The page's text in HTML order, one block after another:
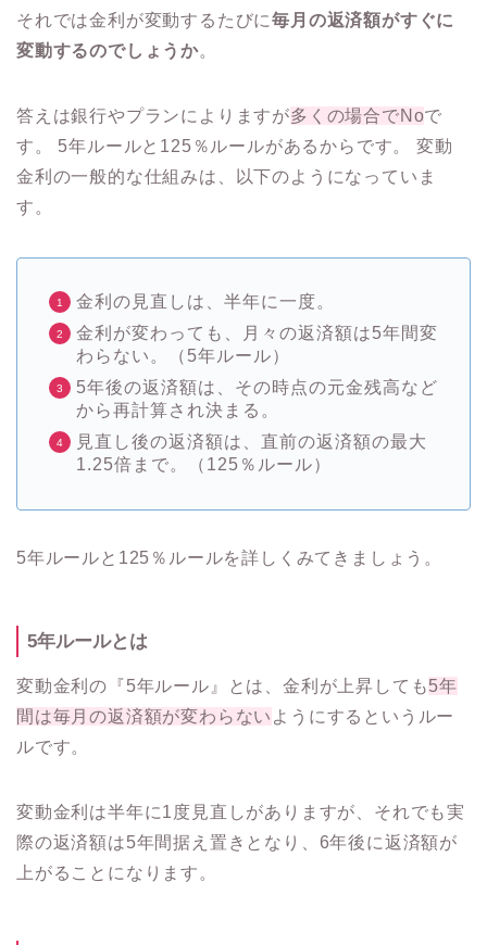
それでは金利が変動するたびに毎月の返済額がすぐに
変動するのでしょうか。
答えは銀行やプランによりますが多くの場合でNoで
す。 5年ルールと125％ルールがあるからです。 変動
金利の一般的な仕組みは、以下のようになっていま
す。
金利の見直しは、半年に一度。
金利が変わっても、月々の返済額は5年間変
わらない。（5年ルール）
5年後の返済額は、その時点の元金残高など
から再計算され決まる。
見直し後の返済額は、直前の返済額の最大
1.25倍まで。（125％ルール）
5年ルールと125％ルールを詳しくみてきましょう。
5年ルールとは
変動金利の『5年ルール』とは、金利が上昇しても5年
間は毎月の返済額が変わらない ようにするというルー
ルです。
変動金利は半年に1度見直しがありますが、それでも実
際の返済額は5年間据え置きとなり、6年後に返済額が
上がることになります。